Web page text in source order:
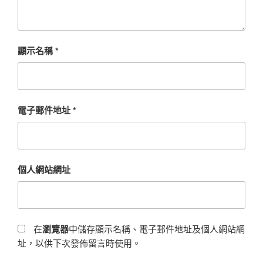
顯示名稱*
電子郵件地址*
個人網站網址
在瀏覽器中儲存顯示名稱、電子郵件地址及個人網站網
址，以供下次發佈留言時使用。